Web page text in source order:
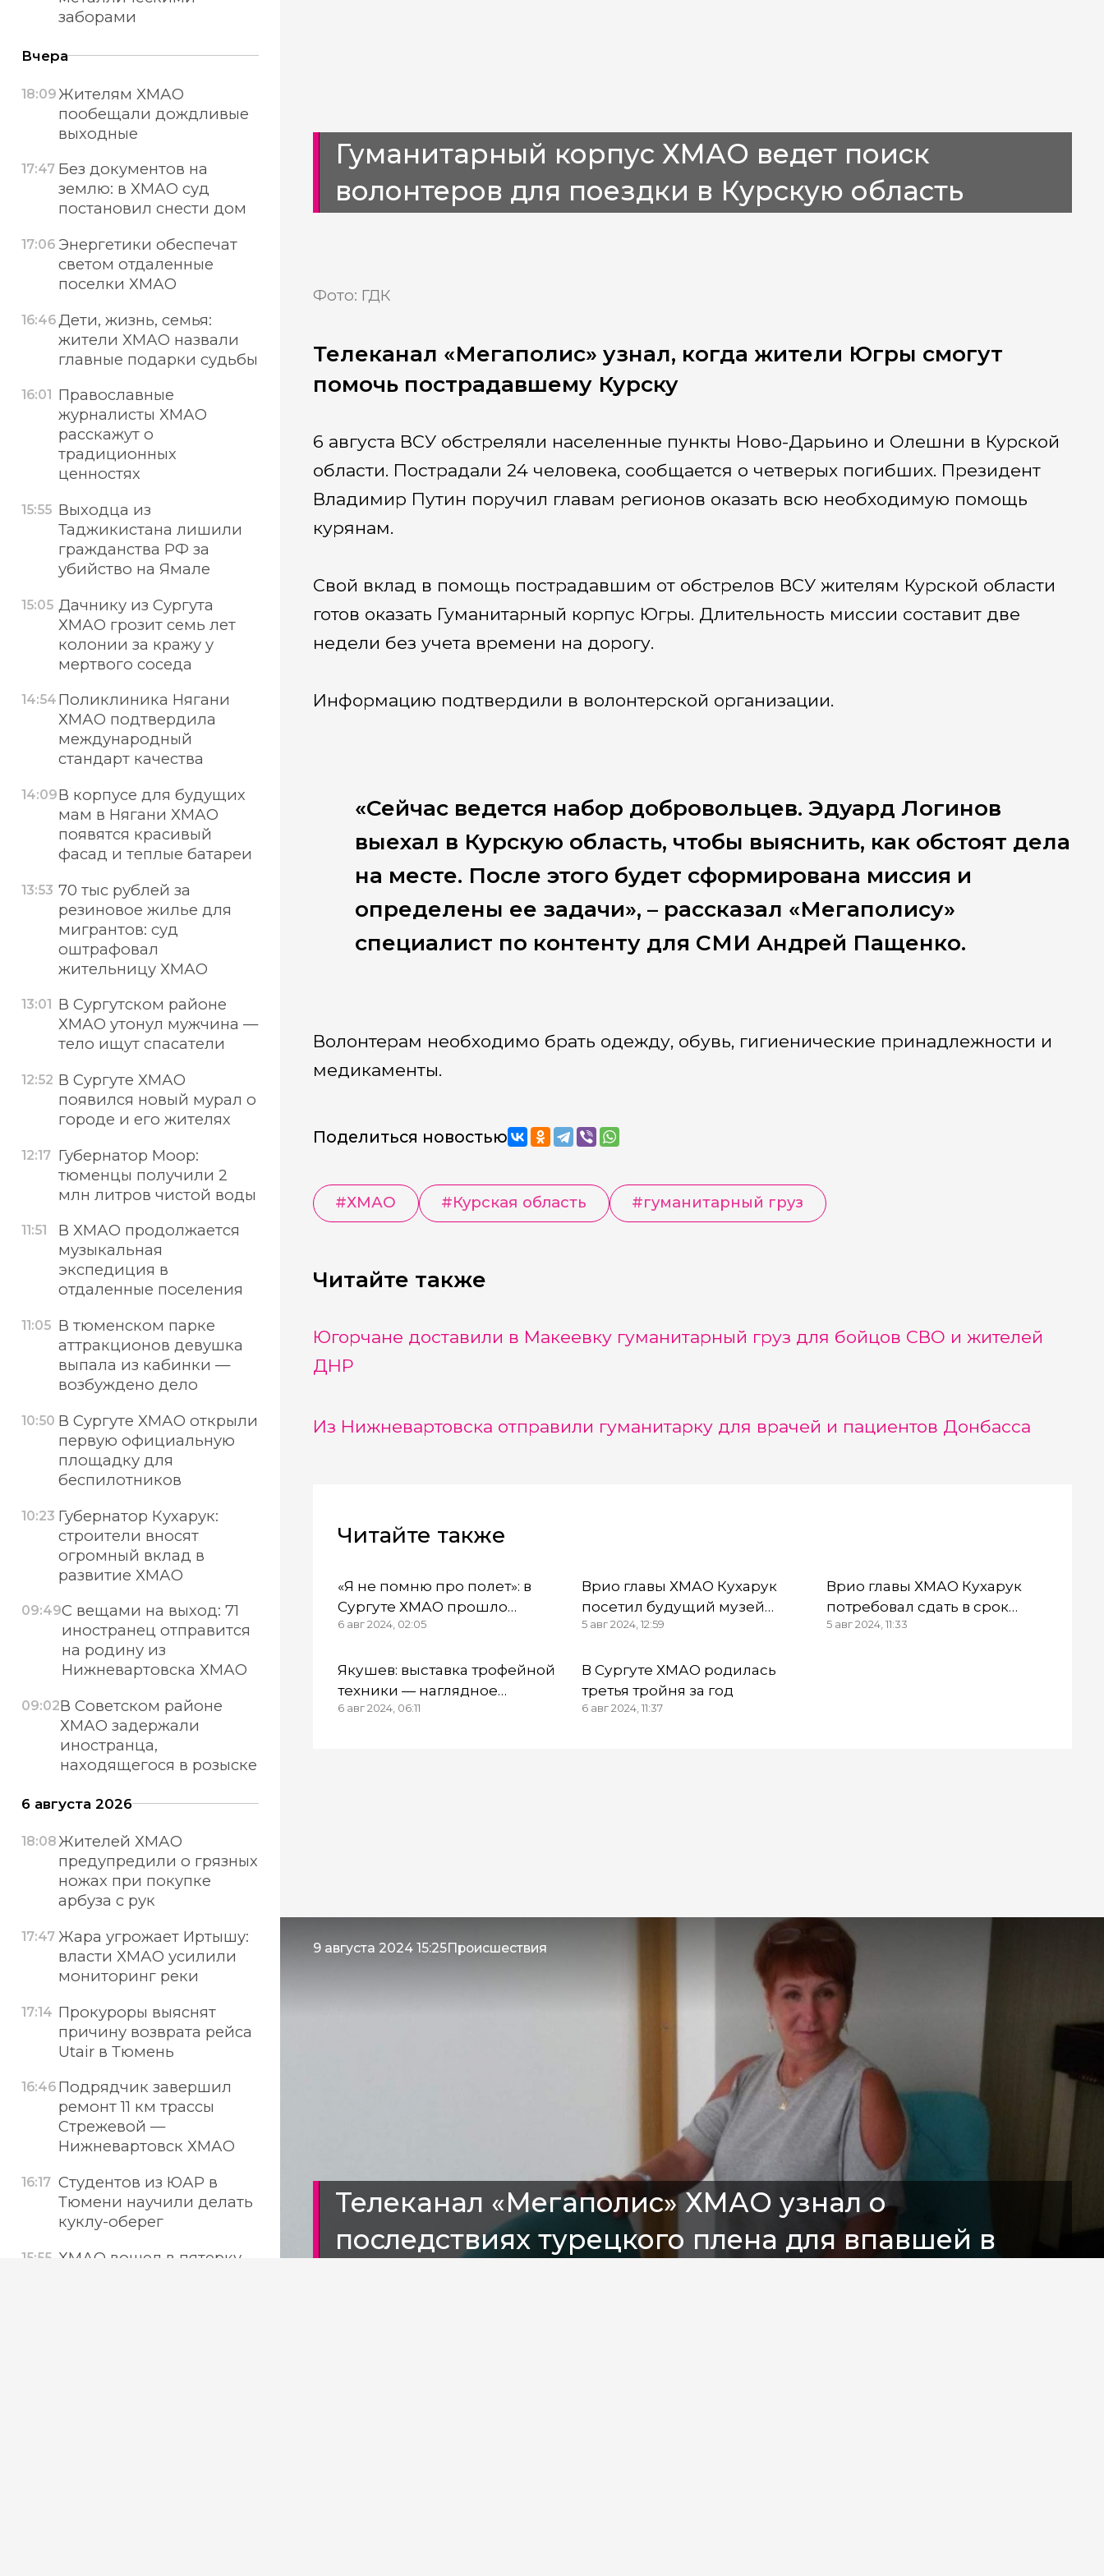
Гуманитарный корпус ХМАО ведет поиск
волонтеров для поездки в Курскую область
Фото: ГДК
Телеканал «Мегаполис» узнал, когда жители Югры смогут
помочь пострадавшему Курску
6 августа ВСУ обстреляли населенные пункты Ново-Дарьино и Олешни в Курской
области. Пострадали 24 человека, сообщается о четверых погибших. Президент
Владимир Путин поручил главам регионов оказать всю необходимую помощь
курянам.
Свой вклад в помощь пострадавшим от обстрелов ВСУ жителям Курской области
готов оказать Гуманитарный корпус Югры. Длительность миссии составит две
недели без учета времени на дорогу.
Информацию подтвердили в волонтерской организации.
«Сейчас ведется набор добровольцев. Эдуард Логинов
выехал в Курскую область, чтобы выяснить, как обстоят дела
на месте. После этого будет сформирована миссия и
определены ее задачи», – рассказал «Мегаполису»
специалист по контенту для СМИ Андрей Пащенко.
Волонтерам необходимо брать одежду, обувь, гигиенические принадлежности и
медикаменты.
Поделиться новостью
#ХМАО #Курская область #гуманитарный груз
Читайте также
Югорчане доставили в Макеевку гуманитарный груз для бойцов СВО и жителей
ДНР
Из Нижневартовска отправили гуманитарку для врачей и пациентов Донбасса
Читайте также
«Я не помню про полет»: в
Сургуте ХМАО прошло
заседание по резонансному
6 авг 2024, 02:05
Врио главы ХМАО Кухарук
посетил будущий музей
«Барсова гора» в Сургутском
5 авг 2024, 12:59
Врио главы ХМАО Кухарук
потребовал сдать в срок
бассейн и детский городок в
5 авг 2024, 11:33
Якушев: выставка трофейной
техники — наглядное
подтверждение
6 авг 2024, 06:11
В Сургуте ХМАО родилась
третья тройня за год
6 авг 2024, 11:37
9 августа 2024 15:25Происшествия
Телеканал «Мегаполис» ХМАО узнал о
последствиях турецкого плена для впавшей в
заборами
Вчера
18:09 Жителям ХМАО
пообещали дождливые
выходные
17:47 Без документов на
землю: в ХМАО суд
постановил снести дом
17:06 Энергетики обеспечат
светом отдаленные
поселки ХМАО
16:46Дети, жизнь, семья:
жители ХМАО назвали
главные подарки судьбы
16:01
Православные
журналисты ХМАО
расскажут о
традиционных
ценностях
15:55 Выходца из
Таджикистана лишили
гражданства РФ за
убийство на Ямале
15:05 Дачнику из Сургута
ХМАО грозит семь лет
колонии за кражу у
мертвого соседа
14:54 Поликлиника Нягани
ХМАО подтвердила
международный
стандарт качества
14:09В корпусе для будущих
мам в Нягани ХМАО
появятся красивый
фасад и теплые батареи
13:53 70 тыс рублей за
резиновое жилье для
мигрантов: суд
оштрафовал
жительницу ХМАО
13:01
В Сургутском районе
ХМАО утонул мужчина —
тело ищут спасатели
12:52 В Сургуте ХМАО
появился новый мурал о
городе и его жителях
12:17 Губернатор Моор:
тюменцы получили 2
млн литров чистой воды
11:51
В ХМАО продолжается
музыкальная
экспедиция в
отдаленные поселения
11:05 В тюменском парке
аттракционов девушка
выпала из кабинки —
возбуждено дело
10:50 В Сургуте ХМАО открыли
первую официальную
площадку для
беспилотников
10:23 Губернатор Кухарук:
строители вносят
огромный вклад в
развитие ХМАО
09:49С вещами на выход: 71
иностранец отправится
на родину из
Нижневартовска ХМАО
09:02В Советском районе
ХМАО задержали
иностранца,
находящегося в розыске
6 августа 2026
18:08Жителей ХМАО
предупредили о грязных
ножах при покупке
арбуза с рук
17:47 Жара угрожает Иртышу:
власти ХМАО усилили
мониторинг реки
17:14 Прокуроры выяснят
причину возврата рейса
Utair в Тюмень
16:46 Подрядчик завершил
ремонт 11 км трассы
Стрежевой —
Нижневартовск ХМАО
16:17 Студентов из ЮАР в
Тюмени научили делать
куклу-оберег
15:55 ХМАО вошел в пятерку